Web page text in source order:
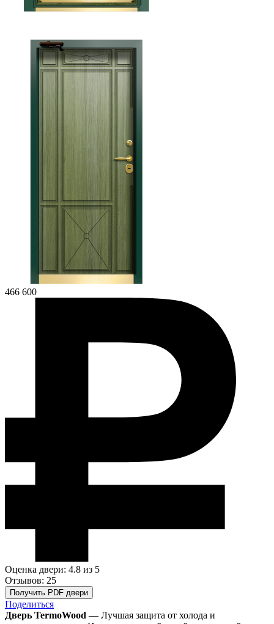
466 600
Оценка двери: 4.8 из 5
Отзывов: 25
Получить PDF двери
Поделиться
Дверь TermoWood — Лучшая защита от холода и